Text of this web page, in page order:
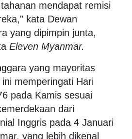
mendapat remisi
kata Dewan
yang dipimpin junta,
Eleven Myanmar.
yang mayoritas
memperingati Hari
pada Kamis sesuai
dari
Inggris pada 4 Januari
yang lebih dikenal